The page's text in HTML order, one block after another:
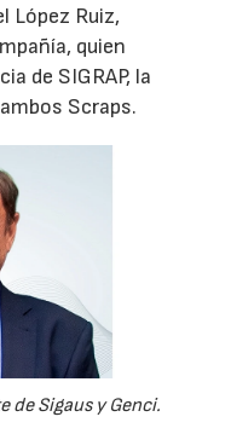
López Ruiz,
quien
de SIGRAP, la
Scraps.
de Sigaus y Genci.